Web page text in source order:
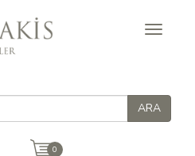
Toggle
0